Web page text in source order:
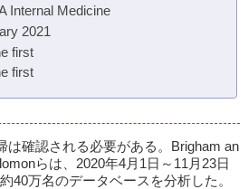
Internal Medicine
2021
first
first
は確認される必要がある。Brigham an
らは、2020年4月1日～11月23日
40万名のデータベースを分析した。